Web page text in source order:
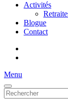
Activités
Blogue
Contact
Menu